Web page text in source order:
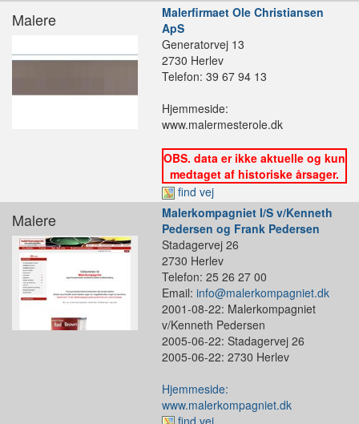
Malere
Malerfirmaet Ole Christiansen
ApS
Generatorvej 13
2730 Herlev
Telefon: 39 67 94 13
Hjemmeside:
www.malermesterole.dk
OBS. data er ikke aktuelle og kun
medtaget af historiske årsager.
find vej
Malere
Malerkompagniet I/S v/Kenneth
Pedersen og Frank Pedersen
Stadagervej 26
2730 Herlev
Telefon: 25 26 27 00
Email: info@malerkompagniet.dk
2001-08-22: Malerkompagniet
v/Kenneth Pedersen
2005-06-22: Stadagervej 26
2005-06-22: 2730 Herlev
Hjemmeside:
www.malerkompagniet.dk